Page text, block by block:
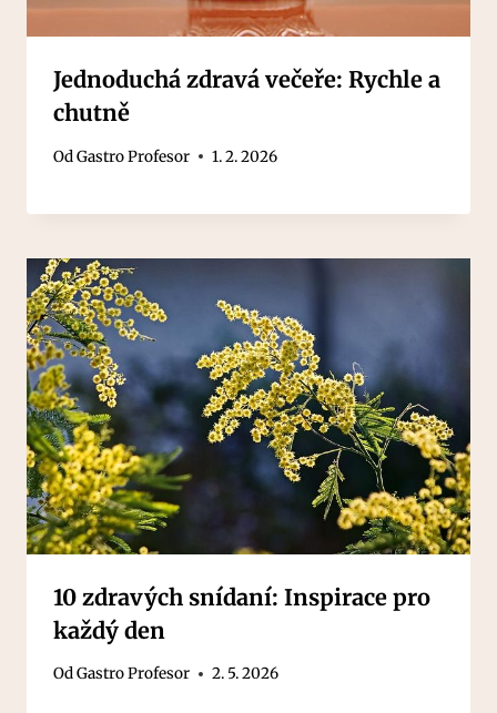
Jednoduchá zdravá večeře: Rychle a
chutně
OdGastro Profesor 1. 2. 2026
10 zdravých snídaní: Inspirace pro
každý den
OdGastro Profesor 2. 5. 2026